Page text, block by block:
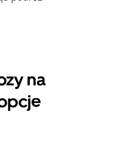
na